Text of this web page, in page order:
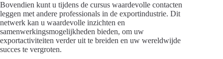
Bovendien kunt u tijdens de cursus waardevolle contacten
leggen met andere professionals in de exportindustrie. Dit
netwerk kan u waardevolle inzichten en
samenwerkingsmogelijkheden bieden, om uw
exportactiviteiten verder uit te breiden en uw wereldwijde
succes te vergroten.